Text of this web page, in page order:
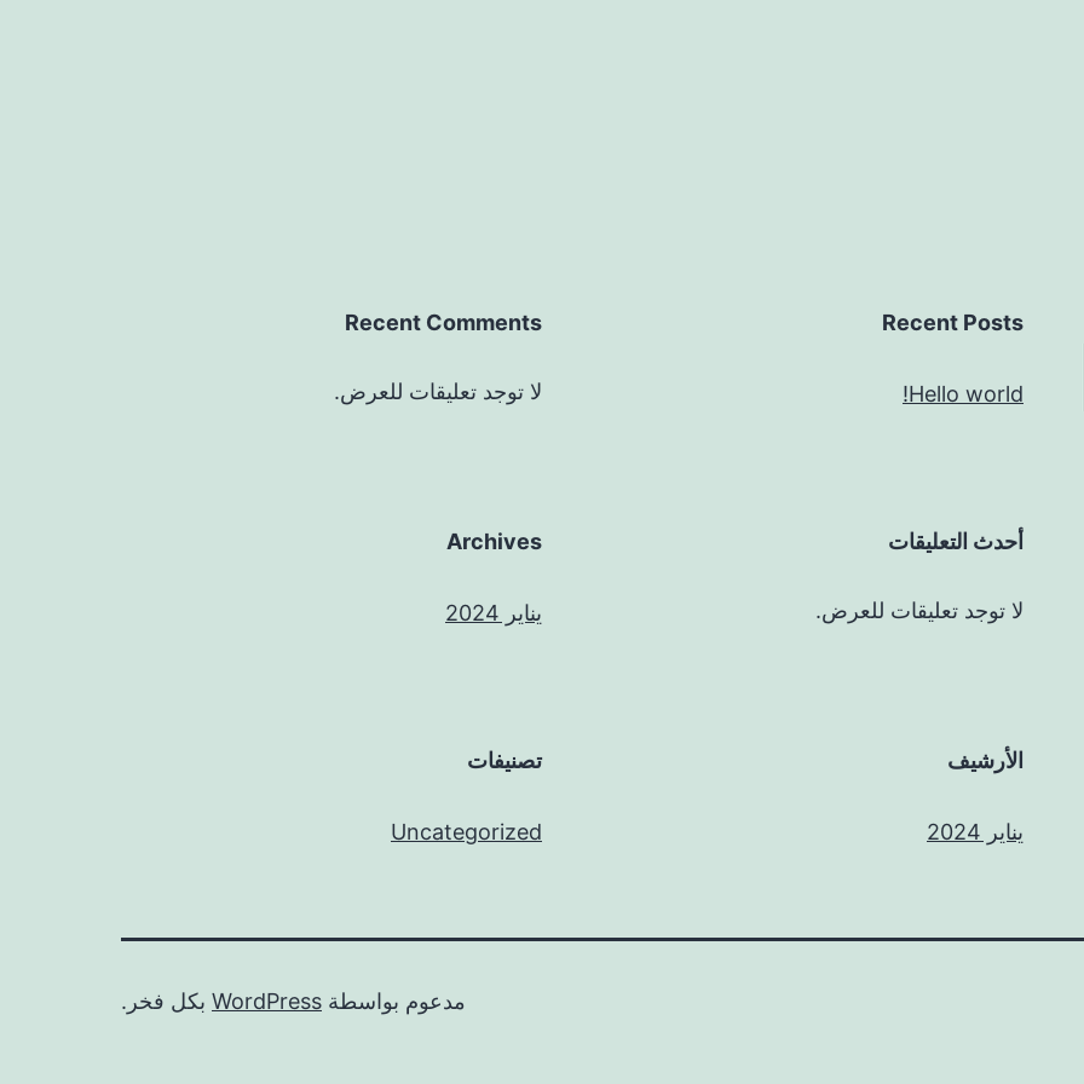
Recent Posts
Hello world!
Recent Comments
لا توجد تعليقات للعرض.
أحدث التعليقات
لا توجد تعليقات للعرض.
Archives
يناير 2024
الأرشيف
يناير 2024
تصنيفات
Uncategorized
مدعوم بواسطة WordPress بكل فخر.